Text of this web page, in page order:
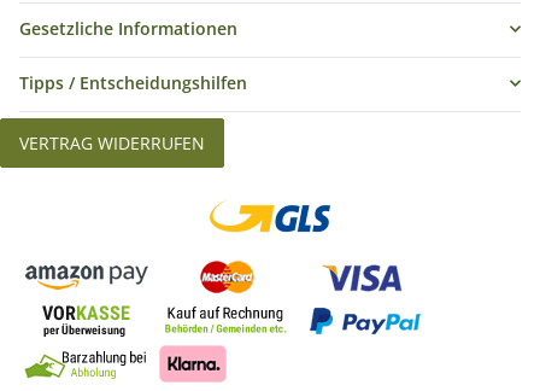
Gesetzliche Informationen
Tipps / Entscheidungshilfen
VERTRAG WIDERRUFEN